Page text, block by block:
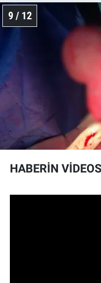
9 / 12
HABERİN